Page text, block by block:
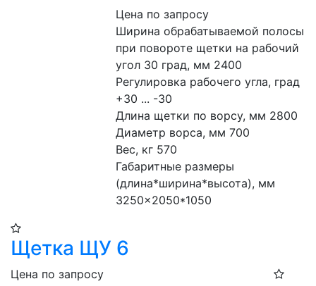
Цена по запросу
Ширина обрабатываемой полосы
при повороте щетки на рабочий
угол 30 град, мм 2400
Регулировка рабочего угла, град
+30 ... -30
Длина щетки по ворсу, мм 2800
Диаметр ворса, мм 700
Вес, кг 570
Габаритные размеры
(длина*ширина*высота), мм
3250×2050*1050
Щетка ЩУ 6
Цена по запросу